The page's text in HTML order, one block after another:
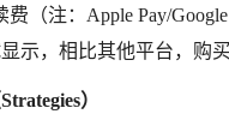
费（注：Apple Pay/
示，相比其他平台，购
）